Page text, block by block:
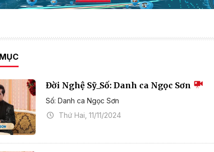
Đời Nghệ Sỹ_Số: Danh ca Ngọc Sơn
Số: Danh ca Ngọc Sơn
Thứ Hai, 11/11/2024